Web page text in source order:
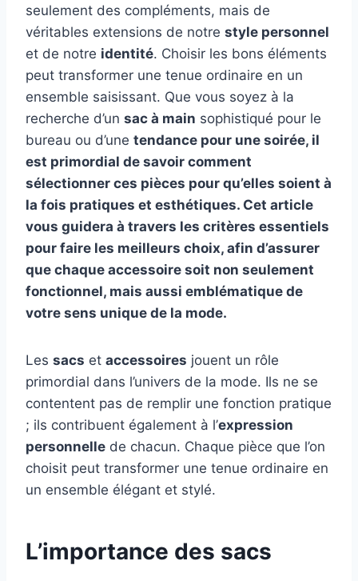
seulement des compléments, mais de
véritables extensions de notre style personnel
et de notre identité. Choisir les bons éléments
peut transformer une tenue ordinaire en un
ensemble saisissant. Que vous soyez à la
recherche d’un sac à main sophistiqué pour le
bureau ou d’une tendance pour une soirée, il
est primordial de savoir comment
sélectionner ces pièces pour qu’elles soient à
la fois pratiques et esthétiques. Cet article
vous guidera à travers les critères essentiels
pour faire les meilleurs choix, afin d’assurer
que chaque accessoire soit non seulement
fonctionnel, mais aussi emblématique de
votre sens unique de la mode.
Les sacs et accessoires jouent un rôle
primordial dans l’univers de la mode. Ils ne se
contentent pas de remplir une fonction pratique
; ils contribuent également à l’expression
personnelle de chacun. Chaque pièce que l’on
choisit peut transformer une tenue ordinaire en
un ensemble élégant et stylé.
L’importance des sacs